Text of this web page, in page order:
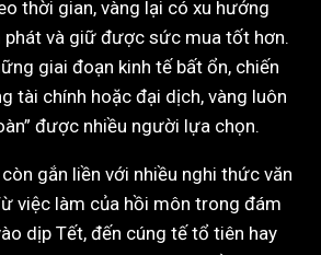
thời gian, vàng lại có xu hướng
và giữ được sức mua tốt hơn.
giai đoạn kinh tế bất ổn, chiến
tài chính hoặc đại dịch, vàng luôn
được nhiều người lựa chọn.
gắn liền với nhiều nghi thức văn
việc làm của hồi môn trong đám
dịp Tết, đến cúng tế tổ tiên hay